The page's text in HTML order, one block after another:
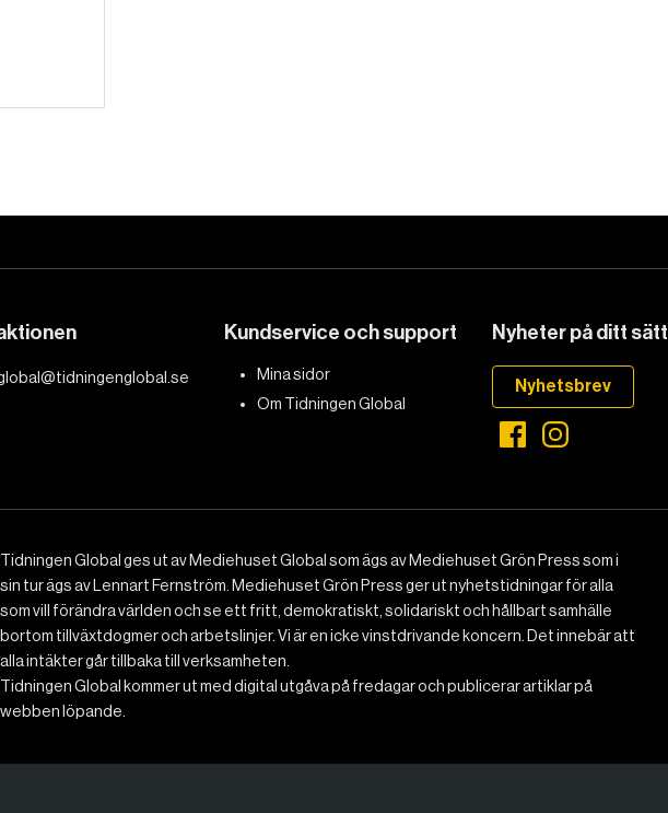
Kundservice och support
Mina sidor
Om Tidningen Global
Nyheter på ditt sätt
Nyhetsbrev
Tidningen Global ges ut av Mediehuset Global som ägs av Mediehuset Grön Press som i
sin tur ägs av Lennart Fernström. Mediehuset Grön Press ger ut nyhetstidningar för alla
som vill förändra världen och se ett fritt, demokratiskt, solidariskt och hållbart samhälle
bortom tillväxtdogmer och arbetslinjer. Vi är en icke vinstdrivande koncern. Det innebär att
alla intäkter går tillbaka till verksamheten.
Tidningen Global kommer ut med digital utgåva på fredagar och publicerar artiklar på
webben löpande.